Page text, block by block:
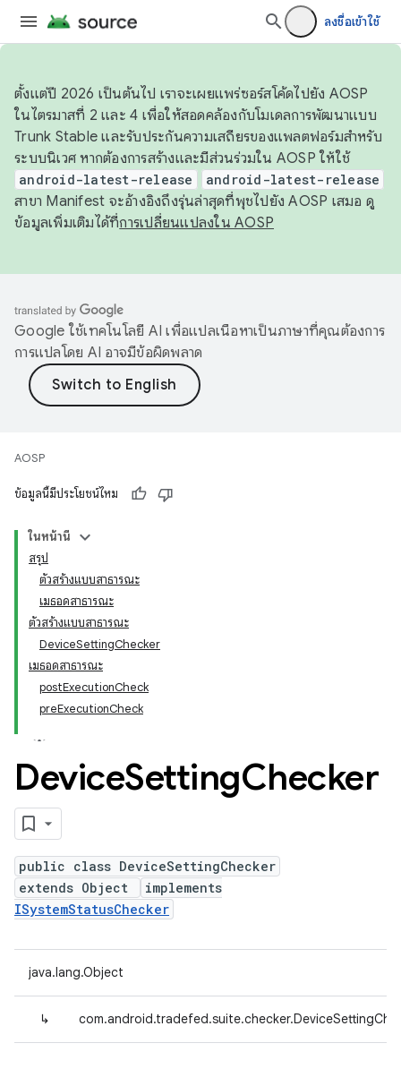
ลงชื่อเข้าใช้
ตั้งแต่ปี 2026 เป็นต้นไป เราจะเผยแพร่ซอร์สโค้ดไปยัง AOSP
ในไตรมาสที่ 2 และ 4 เพื่อให้สอดคล้องกับโมเดลการพัฒนาแบบ
Trunk Stable และรับประกันความเสถียรของแพลตฟอร์มสำหรับ
ระบบนิเวศ หากต้องการสร้างและมีส่วนร่วมใน AOSP ให้ใช้
android-latest-release android-latest-release
สาขา Manifest จะอ้างอิงถึงรุ่นล่าสุดที่พุชไปยัง AOSP เสมอ ดู
ข้อมูลเพิ่มเติมได้ที่การเปลี่ยนแปลงใน AOSP
Google ใช้เทคโนโลยี AI เพื่อแปลเนื้อหาเป็นภาษาที่คุณต้องการ
การแปลโดย AI อาจมีข้อผิดพลาด
AOSP
ข้อมูลนี้มีประโยชน์ไหม
ในหน้านี้
สรุป
ตัวสร้างแบบสาธารณะ
เมธอดสาธารณะ
ตัวสร้างแบบสาธารณะ
DeviceSettingChecker
เมธอดสาธารณะ
postExecutionCheck
preExecutionCheck
DeviceSettingChecker
public class DeviceSettingChecker
extends Object
implements
ISystemStatusChecker
java.lang.Object
↳